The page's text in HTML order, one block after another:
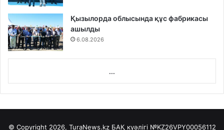
Қызылорда облысында құс фабрикасы
ашылды
6.08.2026
...
© Copyright 2026, TuraNews.kz БАҚ куәлігі №KZ26VPY00056112